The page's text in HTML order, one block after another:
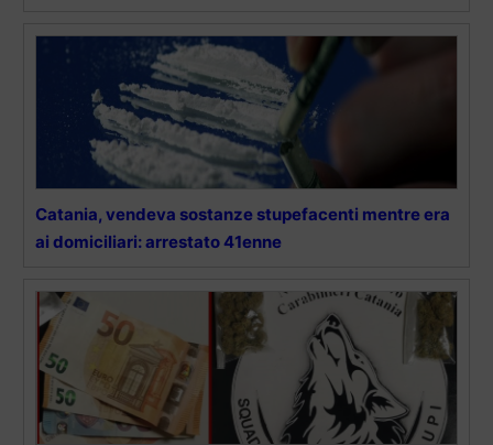
Catania, vendeva sostanze stupefacenti mentre era
ai domiciliari: arrestato 41enne